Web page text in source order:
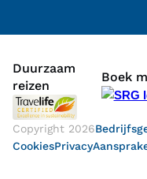
Copyright 2026
CookiesPrivacy
Duurzaam
reizen
Boek